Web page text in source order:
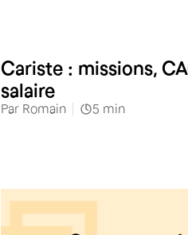
Cariste : missions,
salaire
Par Romain 5 min